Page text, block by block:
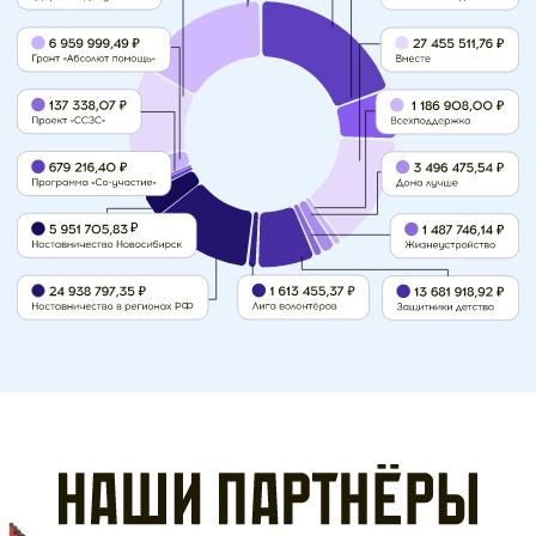
Поддержать работу
Договор оферты
Политика обработки персональных данных
свяжитесь с нами!
ТГ: @sgdeti_tg
+7-383-208-
11-17